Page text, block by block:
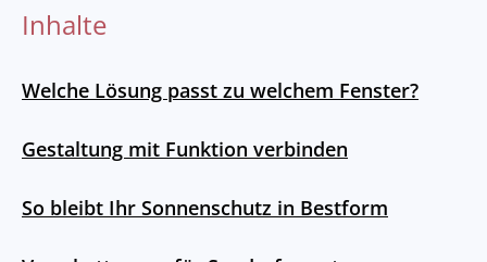
Inhalte
Welche Lösung passt zu welchem Fenster?
Gestaltung mit Funktion verbinden
So bleibt Ihr Sonnenschutz in Bestform